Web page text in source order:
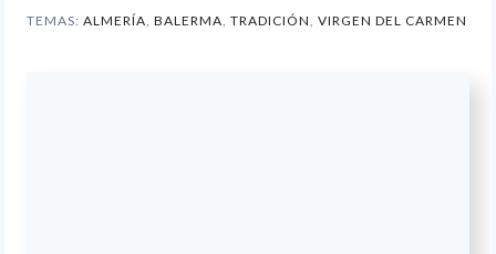
TEMAS: ALMERÍA, BALERMA, TRADICIÓN, VIRGEN DEL CARMEN